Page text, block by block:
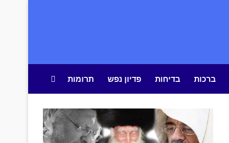
ברכות בדיחות פדיון נפש תרומות